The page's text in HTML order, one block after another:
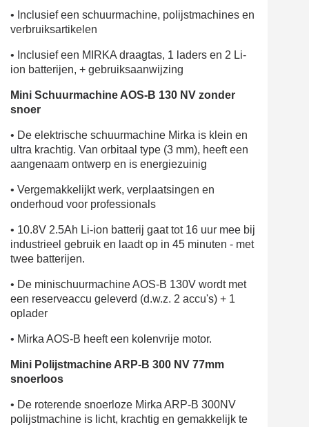
• Inclusief een schuurmachine, polijstmachines en
verbruiksartikelen
• Inclusief een MIRKA draagtas, 1 laders en 2 Li-
ion batterijen, + gebruiksaanwijzing
Mini Schuurmachine AOS-B 130 NV zonder
snoer
• De elektrische schuurmachine Mirka is klein en
ultra krachtig. Van orbitaal type (3 mm), heeft een
aangenaam ontwerp en is energiezuinig
• Vergemakkelijkt werk, verplaatsingen en
onderhoud voor professionals
• 10.8V 2.5Ah Li-ion batterij gaat tot 16 uur mee bij
industrieel gebruik en laadt op in 45 minuten - met
twee batterijen.
• De minischuurmachine AOS-B 130V wordt met
een reserveaccu geleverd (d.w.z. 2 accu's) + 1
oplader
• Mirka AOS-B heeft een kolenvrije motor.
Mini Polijstmachine ARP-B 300 NV 77mm
snoerloos
• De roterende snoerloze Mirka ARP-B 300NV
polijstmachine is licht, krachtig en gemakkelijk te